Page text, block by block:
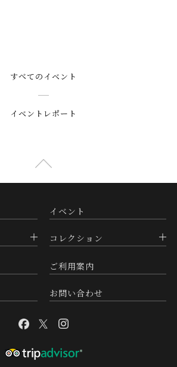
すべてのイベント
イベントレポート
イベント
コレクション
ご利用案内
お問い合わせ